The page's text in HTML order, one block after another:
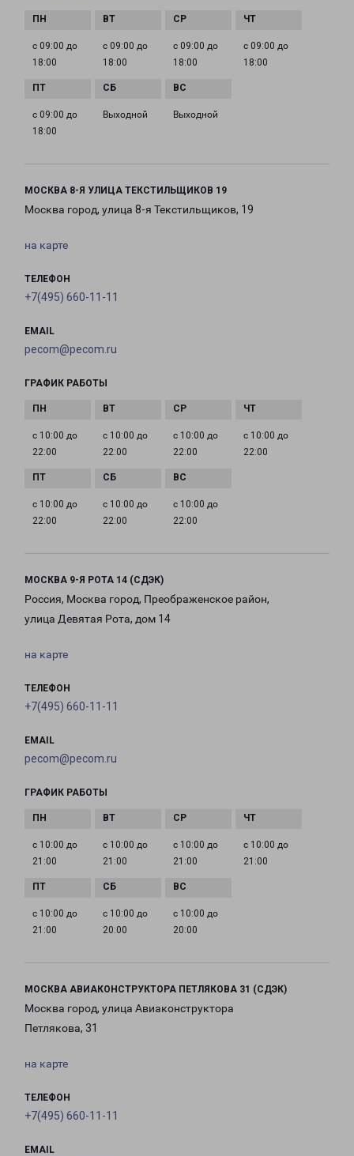
с 09:00 до
18:00
с 09:00 до
18:00
с 09:00 до
18:00
с 09:00 до
18:00
с 09:00 до
18:00
Выходной Выходной
МОСКВА 8-Я УЛИЦА ТЕКСТИЛЬЩИКОВ 19
Москва город, улица 8-я Текстильщиков, 19
на карте
ТЕЛЕФОН
+7(495) 660-11-11
EMAIL
pecom@pecom.ru
ГРАФИК РАБОТЫ
с 10:00 до
22:00
с 10:00 до
22:00
с 10:00 до
22:00
с 10:00 до
22:00
с 10:00 до
22:00
с 10:00 до
22:00
с 10:00 до
22:00
МОСКВА 9-Я РОТА 14 (СДЭК)
Россия, Москва город, Преображенское район,
улица Девятая Рота, дом 14
на карте
ТЕЛЕФОН
+7(495) 660-11-11
EMAIL
pecom@pecom.ru
ГРАФИК РАБОТЫ
с 10:00 до
21:00
с 10:00 до
21:00
с 10:00 до
21:00
с 10:00 до
21:00
с 10:00 до
21:00
с 10:00 до
20:00
с 10:00 до
20:00
МОСКВА АВИАКОНСТРУКТОРА ПЕТЛЯКОВА 31 (СДЭК)
Москва город, улица Авиаконструктора
Петлякова, 31
на карте
ТЕЛЕФОН
+7(495) 660-11-11
EMAIL